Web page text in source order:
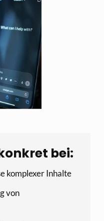
bei:
komplexer Inhalte
von